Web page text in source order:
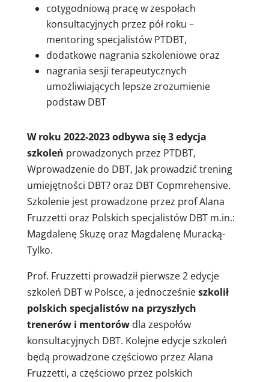
cotygodniową pracę w zespołach
konsultacyjnych przez pół roku –
mentoring specjalistów PTDBT,
dodatkowe nagrania szkoleniowe oraz
nagrania sesji terapeutycznych
umożliwiających lepsze zrozumienie
podstaw DBT
W roku 2022-2023 odbywa się 3 edycja
szkoleń prowadzonych przez PTDBT,
Wprowadzenie do DBT, Jak prowadzić trening
umiejętności DBT? oraz DBT Copmrehensive.
Szkolenie jest prowadzone przez prof Alana
Fruzzetti oraz Polskich specjalistów DBT m.in.:
Magdalenę Skuzę oraz Magdalenę Muracką-
Tylko.
Prof. Fruzzetti prowadził pierwsze 2 edycje
szkoleń DBT w Polsce, a jednocześnieszkolił
polskich specjalistów na przyszłych
trenerów i mentorówdla zespołów
konsultacyjnych DBT. Kolejne edycje szkoleń
będą prowadzone częściowo przez Alana
Fruzzetti, a częściowo przez polskich